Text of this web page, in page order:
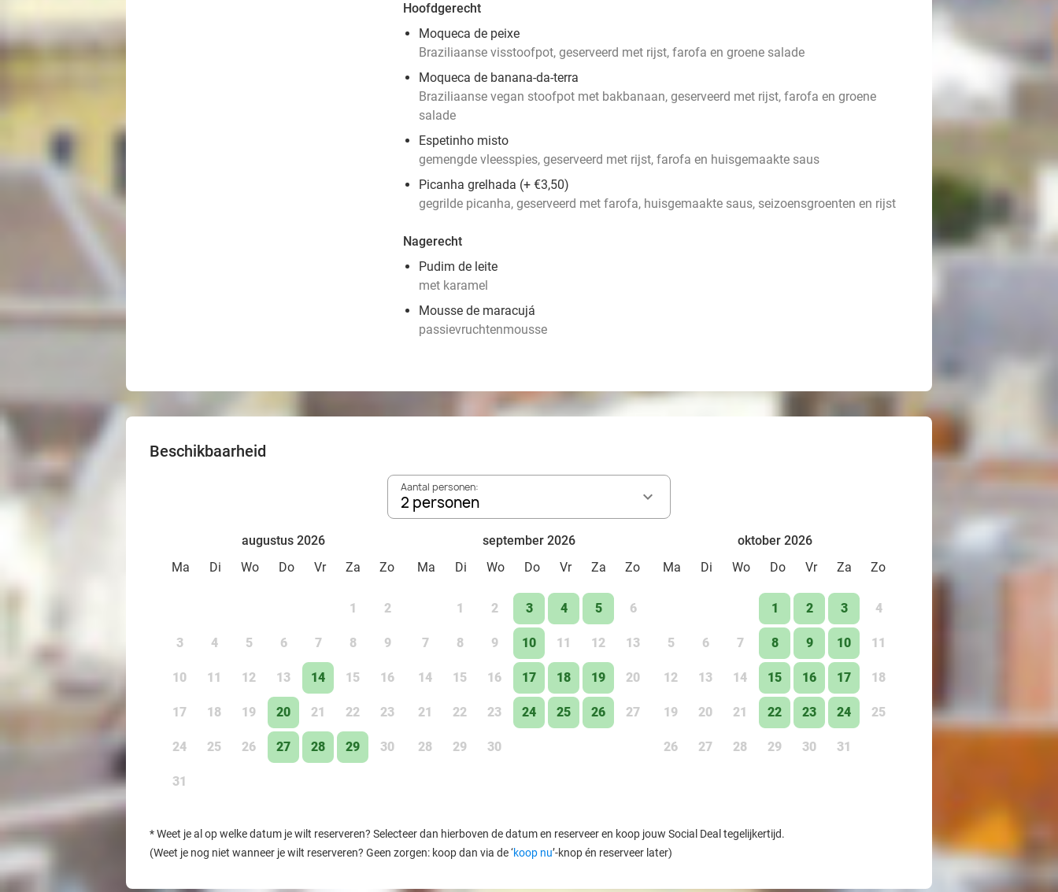
Hoofdgerecht
Moqueca de peixe
Braziliaanse visstoofpot, geserveerd met rijst, farofa en groene salade
Moqueca de banana-da-terra
Braziliaanse vegan stoofpot met bakbanaan, geserveerd met rijst, farofa en groene
salade
Espetinho misto
gemengde vleesspies, geserveerd met rijst, farofa en huisgemaakte saus
Picanha grelhada (+ €3,50)
gegrilde picanha, geserveerd met farofa, huisgemaakte saus, seizoensgroenten en rijst
Nagerecht
Pudim de leite
met karamel
Mousse de maracujá
passievruchtenmousse
Beschikbaarheid
Aantal personen:
2 personen
augustus 2026
Ma
Di Wo Do Vr Za Zo
1 2
3 4 5 6 7 8 9
10 11 12 13 14 15 16
17 18 19 20 21 22 23
24 25 26 27 28 29 30
31
september 2026
Ma
Di Wo Do Vr Za Zo
1 2 3 4 5 6
7 8 9 10 11 12 13
14 15 16 17 18 19 20
21 22 23 24 25 26 27
28 29 30
oktober 2026
Ma
Di Wo Do Vr Za Zo
1 2 3 4
5 6 7 8 9 10 11
12 13 14 15 16 17 18
19 20 21 22 23 24 25
26 27 28 29 30 31
*Weet je al op welke datum je wilt reserveren? Selecteer dan hierboven de datum en reserveer en koop jouw Social Deal tegelijkertijd.
(Weet je nog niet wanneer je wilt reserveren? Geen zorgen: koop dan via de ‘koop nu’-knop én reserveer later)